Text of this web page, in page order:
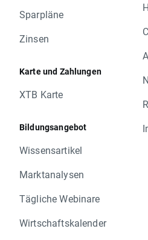
Sparpläne
Zinsen
Karte und Zahlungen
XTB Karte
Bildungsangebot
Wissensartikel
Marktanalysen
Tägliche Webinare
Wirtschaftskalender